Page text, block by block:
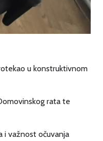
u konstruktivnom
rata te
i važnost očuvanja